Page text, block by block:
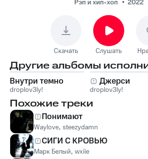
Рэп и хип-хоп
2022
Скачать Слушать
Другие альбомы
Внутри темно
droplov3ly!
Джерси
droplov3ly!
Похожие треки
Понимают
Waylove, steezydamn
СИГИ С КРОВЬЮ
Марк Белый, wxiie